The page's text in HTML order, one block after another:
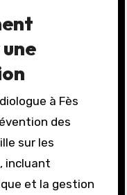
à Fès
des
sur les
incluant
et la gestion